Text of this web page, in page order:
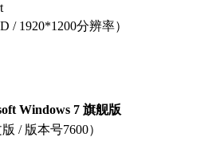
/ 1920*1200分辨率）
Windows 7 旗舰版
版 / 版本号7600）